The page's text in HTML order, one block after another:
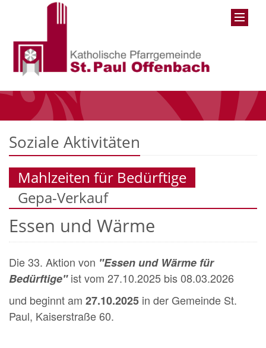
Soziale Aktivitäten
Mahlzeiten für Bedürftige
Gepa-Verkauf
Essen und Wärme
Die 33. Aktion von "Essen und Wärme für
Bedürftige"ist vom 27.10.2025 bis 08.03.2026
und beginnt am 27.10.2025 in der Gemeinde St.
Paul, Kaiserstraße 60.